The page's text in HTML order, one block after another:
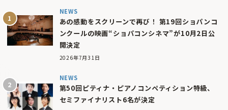
NEWS
あの感動をスクリーンで再び！ 第19回ショパンコ
ンクールの映画“ショパコンシネマ”が10月2日公
開決定
2026年7月31日
NEWS
第50回ピティナ・ピアノコンペティション特級、
セミファイナリスト6名が決定